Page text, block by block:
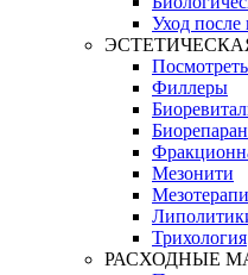
Уход после
Филлеры
Мезонити
Трихология
РАСХОДНЫЕ